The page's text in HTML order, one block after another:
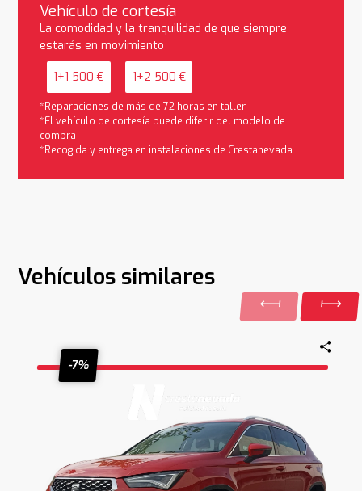
Vehículo de cortesía
La comodidad y la tranquilidad de que siempre
estarás en movimiento
1+1 500 € 1+2 500 €
*Reparaciones de más de 72 horas en taller
*El vehículo de cortesía puede diferir del modelo de
compra
*Recogida y entrega en instalaciones de Crestanevada
Vehículos similares
-7%